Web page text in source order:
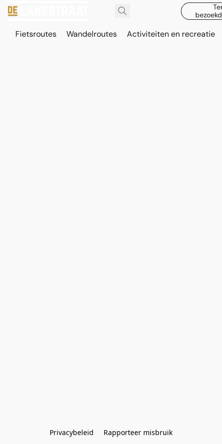
Fietsroutes Wandelroutes Activiteiten en recreatie
Privacybeleid Rapporteer misbruik